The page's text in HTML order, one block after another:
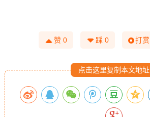
赞 0 踩 0 打赏
点击这里复制本文地址